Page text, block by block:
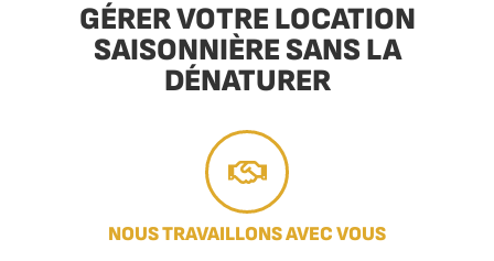
GÉRER VOTRE LOCATION
SAISONNIÈRE SANS LA
DÉNATURER
NOUS TRAVAILLONS AVEC VOUS